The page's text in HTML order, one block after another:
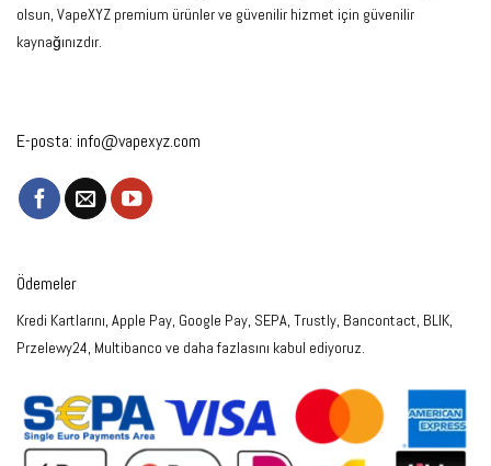
olsun, VapeXYZ premium ürünler ve güvenilir hizmet için güvenilir
kaynağınızdır.
E-posta: info@vapexyz.com
Ödemeler
Kredi Kartlarını, Apple Pay, Google Pay, SEPA, Trustly, Bancontact, BLIK,
Przelewy24, Multibanco ve daha fazlasını kabul ediyoruz.